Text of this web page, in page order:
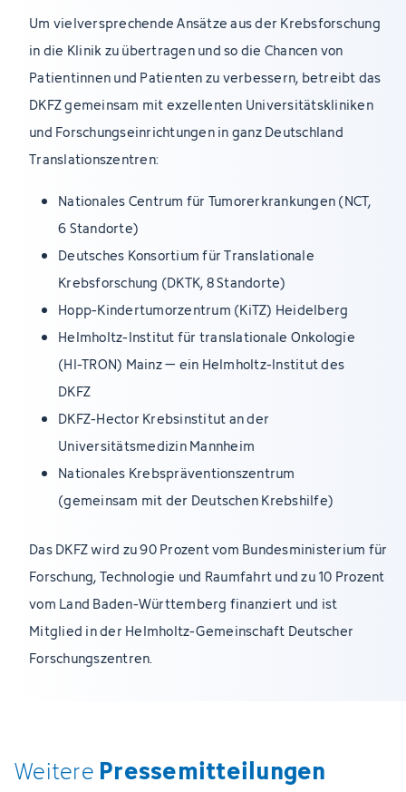
Um vielversprechende Ansätze aus der Krebsforschung
in die Klinik zu übertragen und so die Chancen von
Patientinnen und Patienten zu verbessern, betreibt das
DKFZ gemeinsam mit exzellenten Universitätskliniken
und Forschungseinrichtungen in ganz Deutschland
Translationszentren:
Nationales Centrum für Tumorerkrankungen (NCT,
6 Standorte)
Deutsches Konsortium für Translationale
Krebsforschung (DKTK, 8 Standorte)
Hopp-Kindertumorzentrum (KiTZ) Heidelberg
Helmholtz-Institut für translationale Onkologie
(HI-TRON) Mainz – ein Helmholtz-Institut des
DKFZ
DKFZ-Hector Krebsinstitut an der
Universitätsmedizin Mannheim
Nationales Krebspräventionszentrum
(gemeinsam mit der Deutschen Krebshilfe)
Das DKFZ wird zu 90 Prozent vom Bundesministerium für
Forschung, Technologie und Raumfahrt und zu 10 Prozent
vom Land Baden-Württemberg finanziert und ist
Mitglied in der Helmholtz-Gemeinschaft Deutscher
Forschungszentren.
Weitere Pressemitteilungen